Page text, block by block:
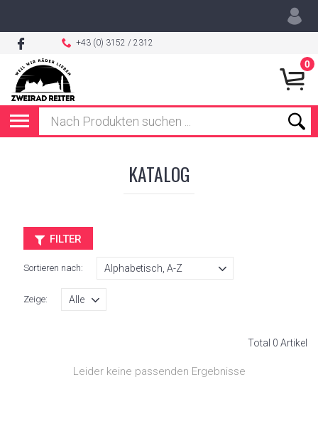
+43 (0) 3152 / 2312
0
KATALOG
FILTER
Sortieren nach:
Zeige:
Total 0 Artikel
Leider keine passenden Ergebnisse